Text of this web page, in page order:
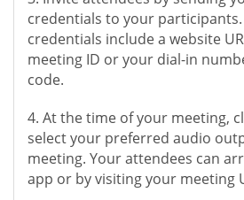
credentials to your
credentials include a website
meeting ID or your dial-in
code.
4. At the time of your meeting,
select your preferred audio
meeting. Your attendees can
app or by visiting your meeting